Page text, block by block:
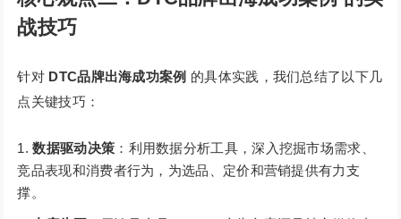
战技巧
针对 DTC品牌出海成功案例 的具体实践，我们总结了以下几
点关键技巧：
数据驱动决策 ：利用数据分析工具，深入挖掘市场需求、
竞品表现和消费者行为，为选品、定价和营销提供有力支
撑。